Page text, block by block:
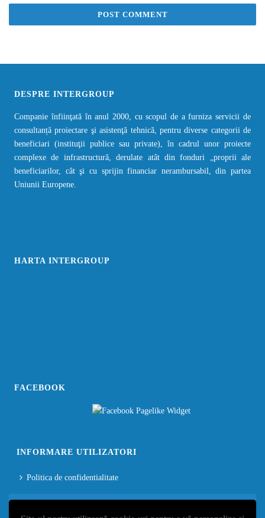
DESPRE INTERGROUP
Companie înfiinţată în anul 2000, cu scopul de a furniza servicii de
consultanță proiectare şi asistenţă tehnică, pentru diverse categorii de
beneficiari (instituţii publice sau private), în cadrul unor proiecte
complexe de infrastructură, derulate atât din fonduri „proprii ale
beneficiarilor, cât şi cu sprijin financiar nerambursabil, din partea
Uniunii Europene.
HARTA INTERGROUP
FACEBOOK
INFORMARE UTILIZATORI
Politica de confidentialitate